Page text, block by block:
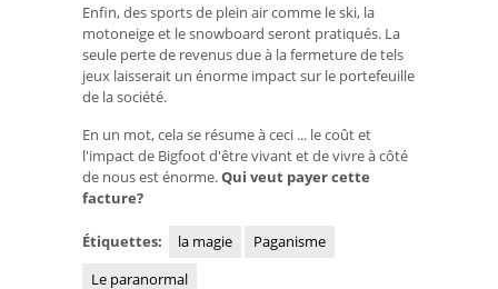
Enfin, des sports de plein air comme le ski, la
motoneige et le snowboard seront pratiqués. La
seule perte de revenus due à la fermeture de tels
jeux laisserait un énorme impact sur le portefeuille
de la société.
En un mot, cela se résume à ceci ... le coût et
l'impact de Bigfoot d'être vivant et de vivre à côté
de nous est énorme.Qui veut payer cette
facture?
Étiquettes: la magie
Paganisme
Le paranormal